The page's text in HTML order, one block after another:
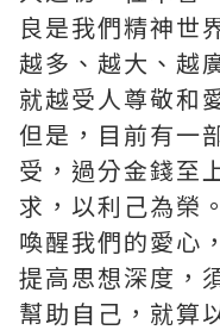
良是我們精神世
越多、越大、越
就越受人尊敬和
但是，目前有一
受，過分金錢至
求，以利己為榮
喚醒我們的愛心
提高思想深度，
幫助自己，就算